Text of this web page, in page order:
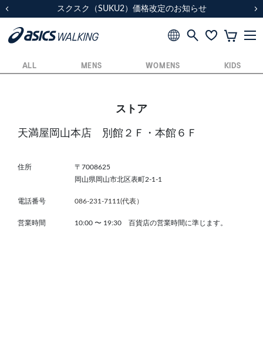
スクスク（SUKU2）価格改定のお知らせ
配送に関するお知らせ
スクスク（SUKU2）価格改定のお知らせ
配送に関するお知らせ
ALL MENS WOMENS KIDS
ストア
天満屋岡山本店 別館２Ｆ・本館６Ｆ
住所
〒7008625
岡山県岡山市北区表町2-1-1
電話番号 086-231-7111(代表）
営業時間 10:00 〜 19:30 百貨店の営業時間に準じます。